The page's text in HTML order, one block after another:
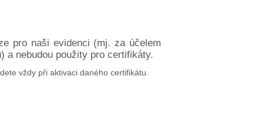
pro naši evidenci (mj. za účelem
a nebudou použity pro certifikáty.
vždy při aktivaci daného certifikátu.